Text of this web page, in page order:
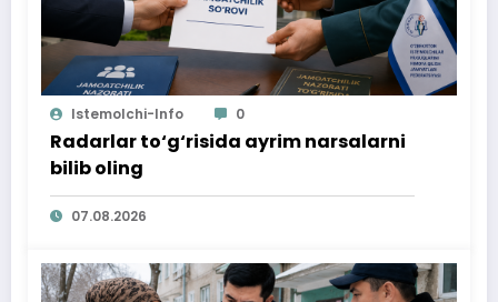
Istemolchi-Info 0
Radarlar to‘g‘risida ayrim narsalarni
bilib oling
07.08.2026